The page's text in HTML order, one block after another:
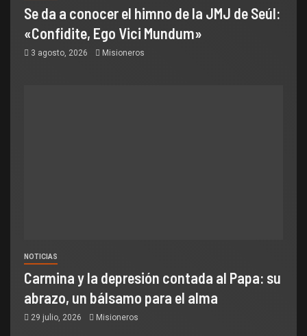
Se da a conocer el himno de la JMJ de Seúl:
«Confidite, Ego Vici Mundum»
3 agosto, 2026 Misioneros
NOTICIAS
Carmina y la depresión contada al Papa: su
abrazo, un bálsamo para el alma
29 julio, 2026 Misioneros